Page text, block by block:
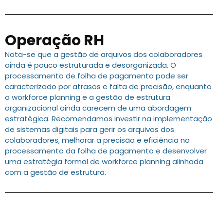
Operação RH
Nota-se que a gestão de arquivos dos colaboradores
ainda é pouco estruturada e desorganizada. O
processamento de folha de pagamento pode ser
caracterizado por atrasos e falta de precisão, enquanto
o workforce planning e a gestão de estrutura
organizacional ainda carecem de uma abordagem
estratégica. Recomendamos investir na implementação
de sistemas digitais para gerir os arquivos dos
colaboradores, melhorar a precisão e eficiência no
processamento da folha de pagamento e desenvolver
uma estratégia formal de workforce planning alinhada
com a gestão de estrutura.